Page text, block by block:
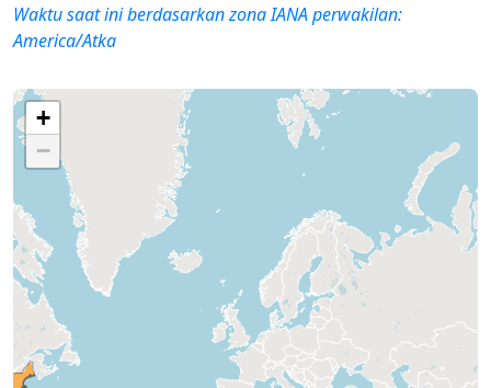
Waktu saat ini berdasarkan zona IANA perwakilan:
America/Atka
+
−